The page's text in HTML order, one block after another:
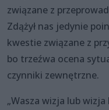
związane z
Zdążył nas jedynie
kwestie związane z
bo trzeźwa ocena
czynniki zewnętrzne.
„Wasza wizja lub